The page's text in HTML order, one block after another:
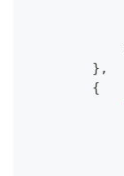
} ,
{